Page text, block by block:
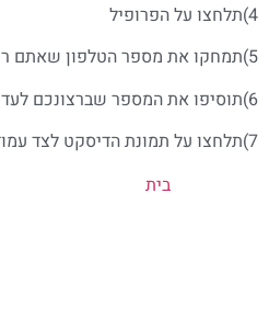
4)תלחצו על הפרופיל
5)תמחקו את מספר הטלפון שאתם רוצים לשנות
6)תוסיפו את המספר שברצונכם לעדכן
7)תלחצו על תמונת הדיסקט לצד עמודת הטלפון
בית